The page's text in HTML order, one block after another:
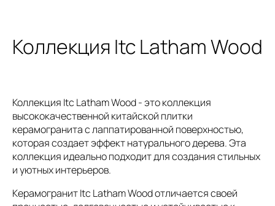
Коллекция Itc Latham Wood
Коллекция Itc Latham Wood - это коллекция
высококачественной китайской плитки
керамогранита с лаппатированной поверхностью,
которая создает эффект натурального дерева. Эта
коллекция идеально подходит для создания стильных
и уютных интерьеров.
Керамогранит Itc Latham Wood отличается своей